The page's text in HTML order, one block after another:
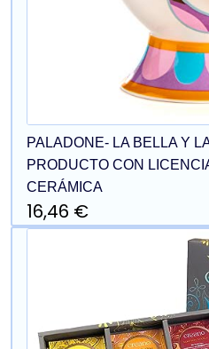
PALADONE- LA BELLA Y
PRODUCTO CON
CERÁMICA
16,46 €